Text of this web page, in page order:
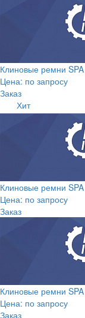
Клиновые ремни
Цена: по запросу
Заказ
Хит
Клиновые ремни
Цена: по запросу
Заказ
Клиновые ремни
Цена: по запросу
Заказ